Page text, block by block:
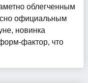
облегченным
официальным
новинка
фактор, что